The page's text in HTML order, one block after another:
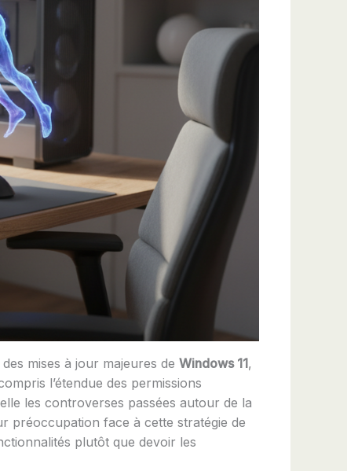
mises à jour majeures de Windows 11,
l’étendue des permissions
les controverses passées autour de la
préoccupation face à cette stratégie de
plutôt que devoir les